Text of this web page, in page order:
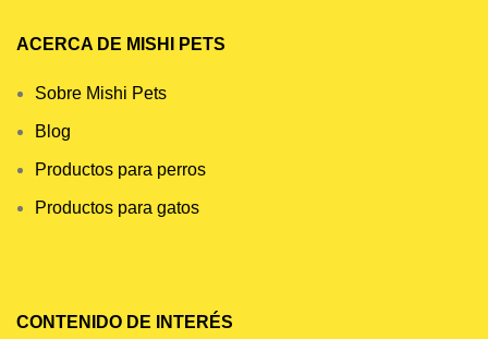
ACERCA DE MISHI PETS
Sobre Mishi Pets
Blog
Productos para perros
Productos para gatos
CONTENIDO DE INTERÉS